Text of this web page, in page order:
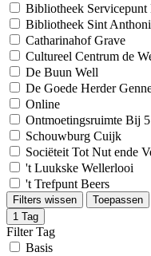
Bibliotheek Servicepunt
Bibliotheek Sint
Catharinahof Grave
Cultureel Centrum de
De Buun Well
De Goede Herder
Online
Ontmoetingsruimte Bij 5
Schouwburg Cuijk
Sociëteit Tot Nut ende
't Luukske Wellerlooi
't Trefpunt Beers
Filters wissen
Toepassen
1 Tag
Filter Tag
Basis